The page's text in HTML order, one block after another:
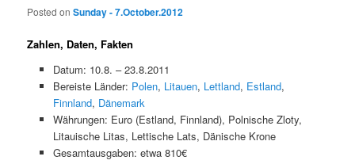
Posted onSunday - 7.October.2012
Zahlen, Daten, Fakten
Datum: 10.8. – 23.8.2011
Bereiste Länder: Polen, Litauen, Lettland, Estland,
Finnland, Dänemark
Währungen: Euro (Estland, Finnland), Polnische Zloty,
Litauische Litas, Lettische Lats, Dänische Krone
Gesamtausgaben: etwa 810€